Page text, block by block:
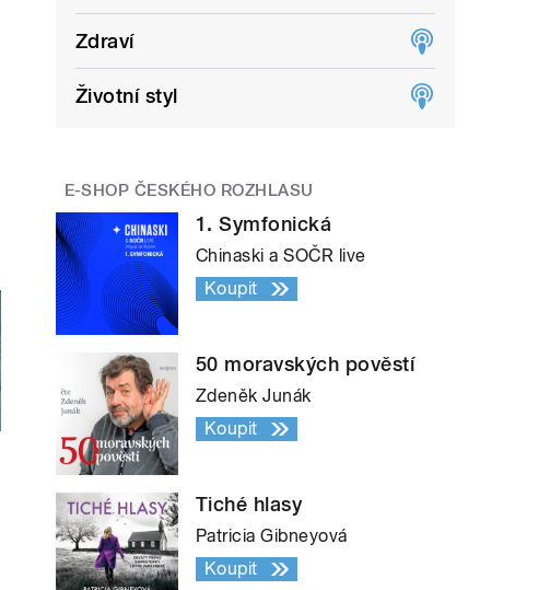
Zdraví
Životní styl
E-SHOP ČESKÉHO ROZHLASU
1. Symfonická
Chinaski a SOČR live
Koupit
50 moravských pověstí
Zdeněk Junák
Koupit
Tiché hlasy
Patricia Gibneyová
Koupit